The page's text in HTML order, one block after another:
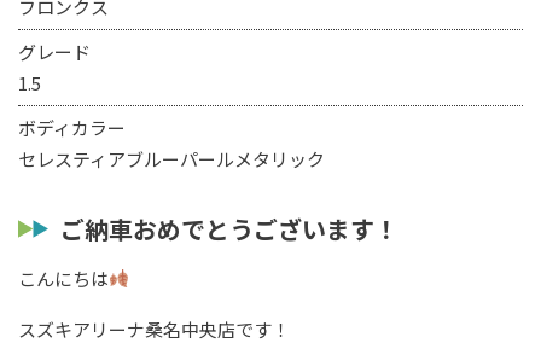
フロンクス
グレード
1.5
ボディカラー
セレスティアブルーパールメタリック
ご納車おめでとうございます！
こんにちは
スズキアリーナ桑名中央店です！